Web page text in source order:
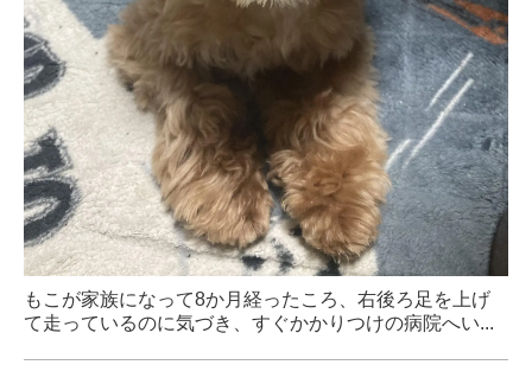
もこが家族になって8か月経ったころ、右後ろ足を上げ
て走っているのに気づき、すぐかかりつけの病院へい...